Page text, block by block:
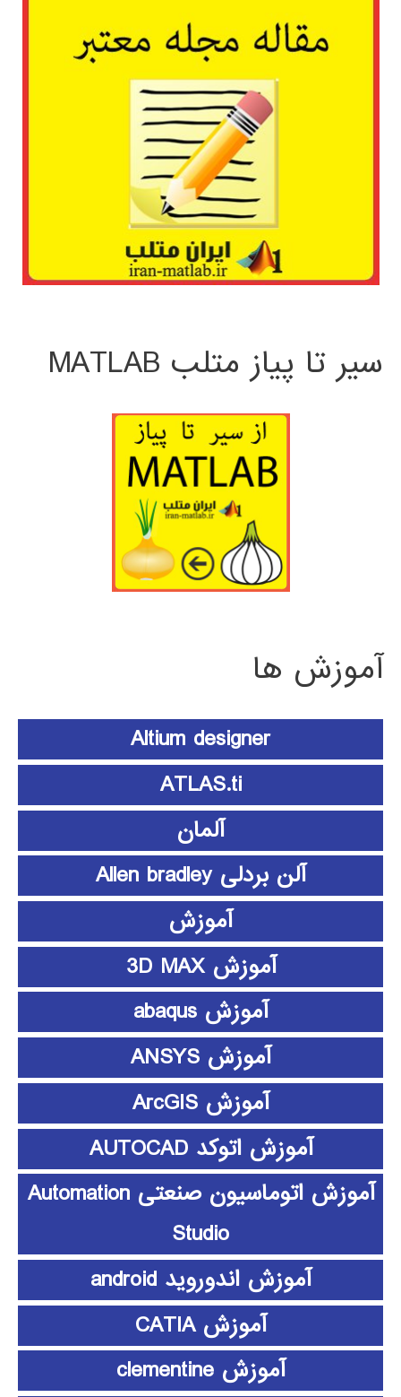
سیر تا پیاز متلب MATLAB
آموزش ها
Altium designer
ATLAS.ti
آلمان
آلن بردلی Allen bradley
آموزش
آموزش 3D MAX
آموزش abaqus
آموزش ANSYS
آموزش ArcGIS
آموزش اتوکد AUTOCAD
آموزش اتوماسیون صنعتی Automation
Studio
آموزش اندوروید android
آموزش CATIA
آموزش clementine